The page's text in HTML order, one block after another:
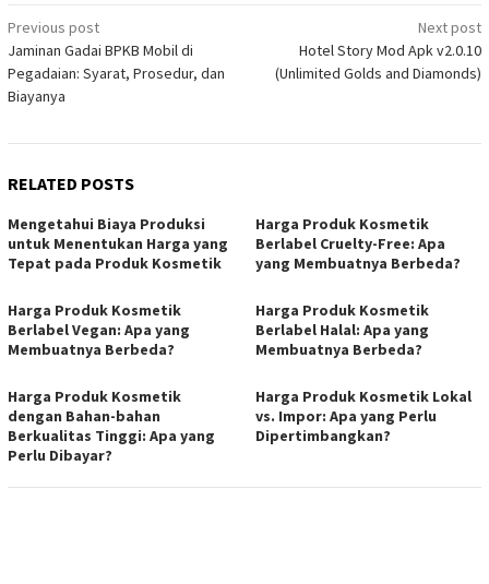
Post
navigation
Previous post
Jaminan Gadai BPKB Mobil di
Pegadaian: Syarat, Prosedur, dan
Biayanya
Next post
Hotel Story Mod Apk v2.0.10
(Unlimited Golds and Diamonds)
RELATED POSTS
Mengetahui Biaya Produksi
untuk Menentukan Harga yang
Tepat pada Produk Kosmetik
Harga Produk Kosmetik
Berlabel Cruelty-Free: Apa
yang Membuatnya Berbeda?
Harga Produk Kosmetik
Berlabel Vegan: Apa yang
Membuatnya Berbeda?
Harga Produk Kosmetik
Berlabel Halal: Apa yang
Membuatnya Berbeda?
Harga Produk Kosmetik
dengan Bahan-bahan
Berkualitas Tinggi: Apa yang
Perlu Dibayar?
Harga Produk Kosmetik Lokal
vs. Impor: Apa yang Perlu
Dipertimbangkan?